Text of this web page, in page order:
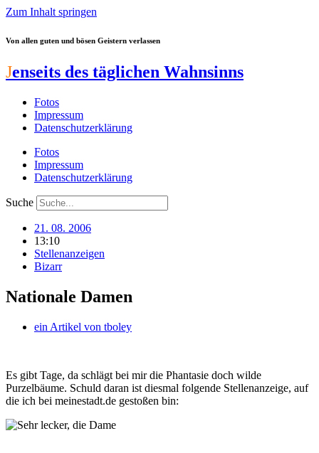
Zum Inhalt springen
Von allen guten und bösen Geistern verlassen
Jenseits des täglichen Wahnsinns
Fotos
Impressum
Datenschutzerklärung
Fotos
Impressum
Datenschutzerklärung
Suche
21. 08. 2006
13:10
Stellenanzeigen
Bizarr
Nationale Damen
ein Artikel von tboley
Es gibt Tage, da schlägt bei mir die Phantasie doch wilde
Purzelbäume. Schuld daran ist diesmal folgende Stellenanzeige, auf
die ich bei meinestadt.de gestoßen bin: